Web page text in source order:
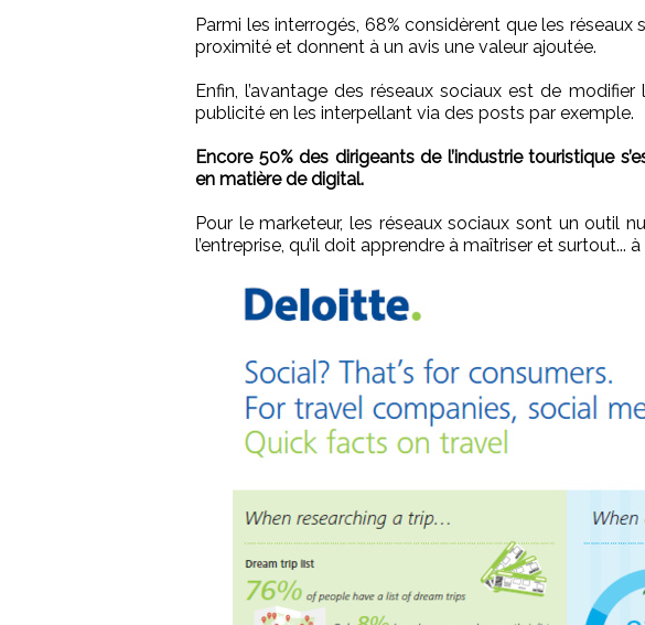
Parmi les interrogés, 68% considèrent que les
proximité et donnent à un avis une valeur ajoutée.
Enfin, l’avantage des réseaux sociaux est de
publicité en les interpellant via des posts par exemple.
Encore 50% des dirigeants de l’industrie touristique
en matière de digital.
Pour le marketeur, les réseaux sociaux sont un outil
l’entreprise, qu’il doit apprendre à maîtriser et surtout... à